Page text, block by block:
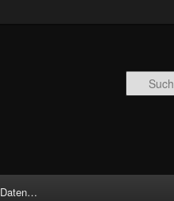
Daten…